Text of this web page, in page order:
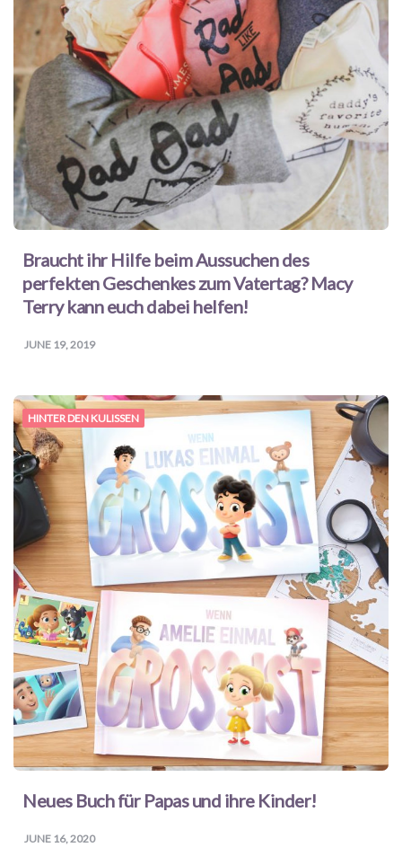
Braucht ihr Hilfe beim Aussuchen des
perfekten Geschenkes zum Vatertag? Macy
Terry kann euch dabei helfen!
JUNE 19, 2019
HINTER DEN KULISSEN
Neues Buch für Papas und ihre Kinder!
JUNE 16, 2020